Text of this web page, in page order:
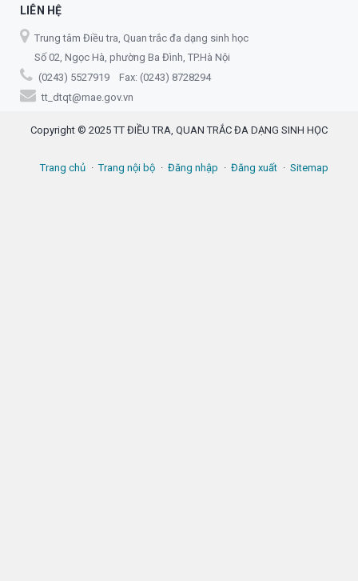
LIÊN HỆ
Trung tâm Điều tra, Quan trắc đa dạng sinh học
Số 02, Ngọc Hà, phường Ba Đình, TP.Hà Nội
(0243) 5527919 Fax: (0243) 8728294
tt_dtqt@mae.gov.vn
Copyright © 2025 TT ĐIỀU TRA, QUAN TRẮC ĐA DẠNG SINH HỌC
Trang chủ Trang nội bộ Đăng nhập Đăng xuất Sitemap